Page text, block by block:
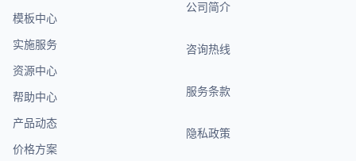
模板中心
实施服务
资源中心
帮助中心
产品动态
价格方案
公司简介
咨询热线
服务条款
隐私政策